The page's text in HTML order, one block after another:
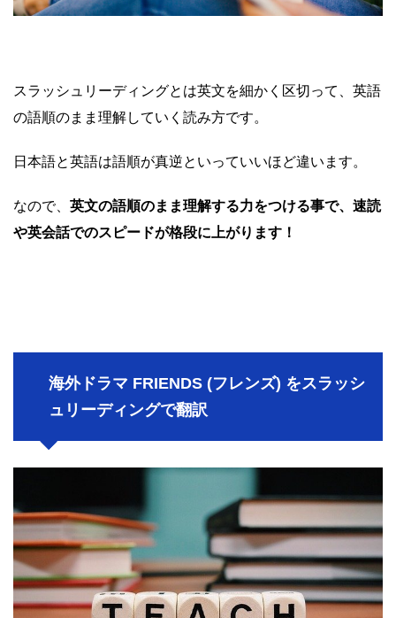
スラッシュリーディングとは英文を細かく区切って、英語
の語順のまま理解していく読み方です。
日本語と英語は語順が真逆といっていいほど違います。
なので、 英文の語順のまま理解する力をつける事で、速読
や英会話でのスピードが格段に上がります！
海外ドラマ FRIENDS (フレンズ) をスラッシ
ュリーディングで翻訳